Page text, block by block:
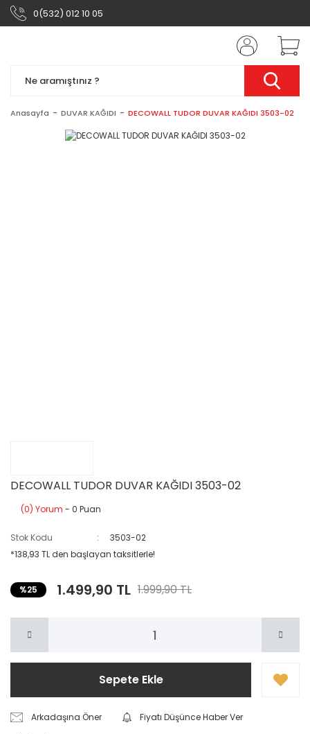
0(532) 012 10 05
Anasayfa DUVAR KAĞIDI DECOWALL TUDOR DUVAR KAĞIDI 3503-02
DECOWALL TUDOR DUVAR KAĞIDI 3503-02
(0) Yorum - 0 Puan
Stok Kodu
3503-02
*138,93 TL den başlayan taksitlerle!
%25 1.499,90 TL 1.999,90 TL
Sepete Ekle
Arkadaşına Öner
Fiyatı Düşünce Haber Ver